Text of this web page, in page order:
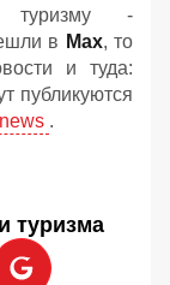
-
в Мах, то
и туда:
публикуются
.
туризма